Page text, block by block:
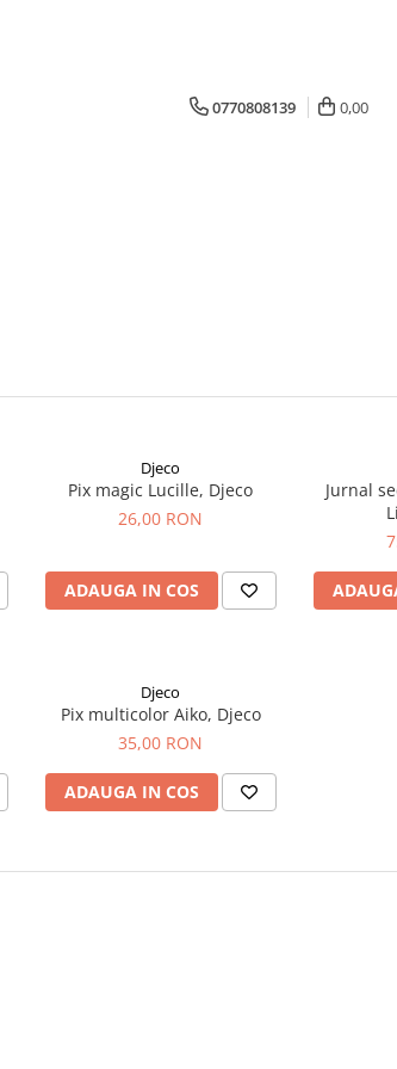
0770808139 0,00
Djeco
Pix magic Lucille, Djeco
26,00 RON
ADAUGA IN COS
Jurnal
Djeco
Pix multicolor Aiko, Djeco
35,00 RON
ADAUGA IN COS